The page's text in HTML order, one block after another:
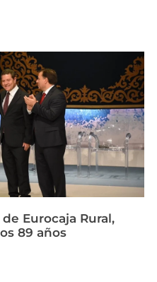
Eurocaja Rural,
89 años